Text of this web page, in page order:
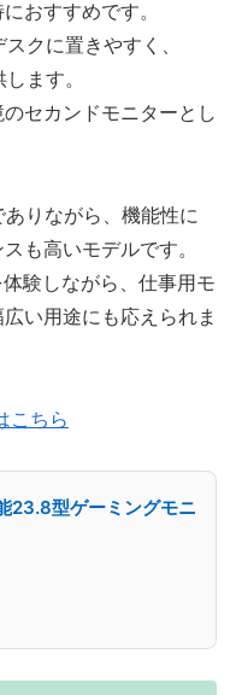
おすすめです。
クに置きやすく、
ます。
セカンドモニターとし
りながら、機能性に
も高いモデルです。
験しながら、仕事用モ
い用途にも応えられま
こちら
23.8型ゲーミングモニ